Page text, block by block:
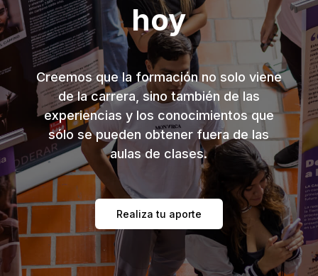
hoy
Creemos que la formación no solo viene
de la carrera, sino también de las
experiencias y los conocimientos que
sólo se pueden obtener fuera de las
aulas de clases.
Realiza tu aporte